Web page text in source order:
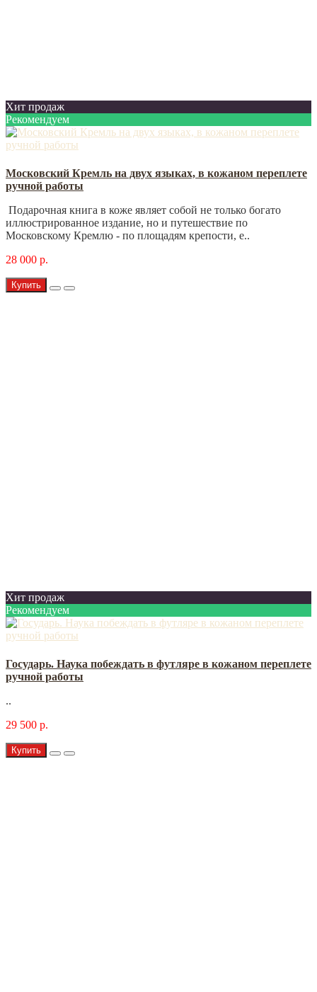
Хит продаж
Рекомендуем
Московский Кремль на двух языках, в кожаном переплете
ручной работы
Подарочная книга в коже являет собой не только богато
иллюстрированное издание, но и путешествие по
Московскому Кремлю - по площадям крепости, е..
28 000 р.
Купить
Хит продаж
Рекомендуем
Государь. Наука побеждать в футляре в кожаном переплете
ручной работы
..
29 500 р.
Купить